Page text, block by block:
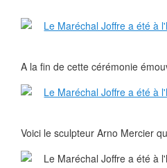
A la fin de cette cérémonie
Voici le sculpteur Arno Mercier